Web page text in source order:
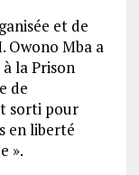
et de
Owono Mba a
la Prison
de
sorti pour
en liberté
».